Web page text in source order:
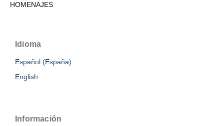
HOMENAJES
Idioma
Español (España)
English
Información